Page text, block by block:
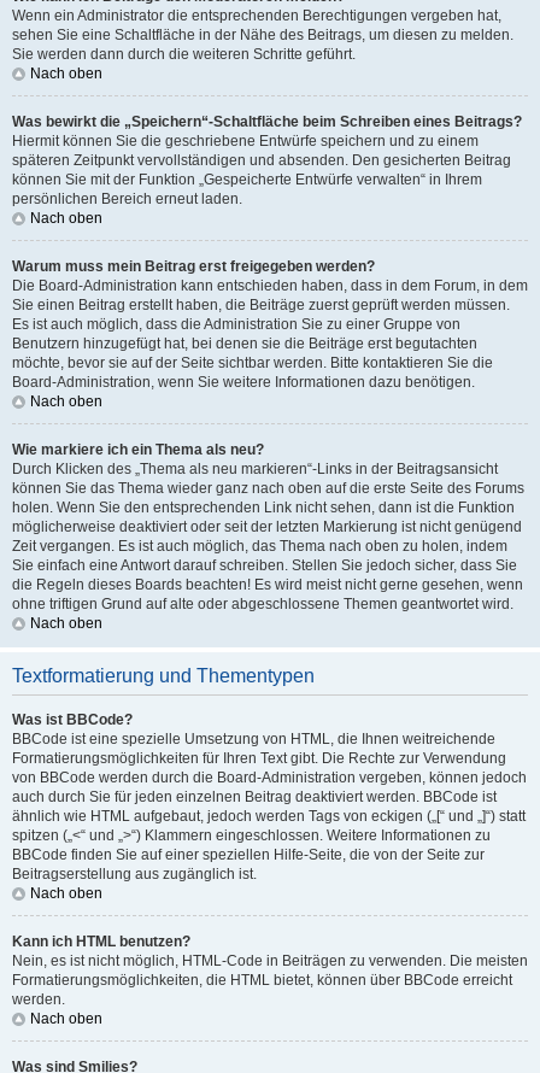
Wenn ein Administrator die entsprechenden Berechtigungen vergeben hat,
sehen Sie eine Schaltfläche in der Nähe des Beitrags, um diesen zu melden.
Sie werden dann durch die weiteren Schritte geführt.
Nach oben
Was bewirkt die „Speichern“-Schaltfläche beim Schreiben eines Beitrags?
Hiermit können Sie die geschriebene Entwürfe speichern und zu einem
späteren Zeitpunkt vervollständigen und absenden. Den gesicherten Beitrag
können Sie mit der Funktion „Gespeicherte Entwürfe verwalten“ in Ihrem
persönlichen Bereich erneut laden.
Nach oben
Warum muss mein Beitrag erst freigegeben werden?
Die Board-Administration kann entschieden haben, dass in dem Forum, in dem
Sie einen Beitrag erstellt haben, die Beiträge zuerst geprüft werden müssen.
Es ist auch möglich, dass die Administration Sie zu einer Gruppe von
Benutzern hinzugefügt hat, bei denen sie die Beiträge erst begutachten
möchte, bevor sie auf der Seite sichtbar werden. Bitte kontaktieren Sie die
Board-Administration, wenn Sie weitere Informationen dazu benötigen.
Nach oben
Wie markiere ich ein Thema als neu?
Durch Klicken des „Thema als neu markieren“-Links in der Beitragsansicht
können Sie das Thema wieder ganz nach oben auf die erste Seite des Forums
holen. Wenn Sie den entsprechenden Link nicht sehen, dann ist die Funktion
möglicherweise deaktiviert oder seit der letzten Markierung ist nicht genügend
Zeit vergangen. Es ist auch möglich, das Thema nach oben zu holen, indem
Sie einfach eine Antwort darauf schreiben. Stellen Sie jedoch sicher, dass Sie
die Regeln dieses Boards beachten! Es wird meist nicht gerne gesehen, wenn
ohne triftigen Grund auf alte oder abgeschlossene Themen geantwortet wird.
Nach oben
Textformatierung und Thementypen
Was ist BBCode?
BBCode ist eine spezielle Umsetzung von HTML, die Ihnen weitreichende
Formatierungsmöglichkeiten für Ihren Text gibt. Die Rechte zur Verwendung
von BBCode werden durch die Board-Administration vergeben, können jedoch
auch durch Sie für jeden einzelnen Beitrag deaktiviert werden. BBCode ist
ähnlich wie HTML aufgebaut, jedoch werden Tags von eckigen („[“ und „]“) statt
spitzen („<“ und „>“) Klammern eingeschlossen. Weitere Informationen zu
BBCode finden Sie auf einer speziellen Hilfe-Seite, die von der Seite zur
Beitragserstellung aus zugänglich ist.
Nach oben
Kann ich HTML benutzen?
Nein, es ist nicht möglich, HTML-Code in Beiträgen zu verwenden. Die meisten
Formatierungsmöglichkeiten, die HTML bietet, können über BBCode erreicht
werden.
Nach oben
Was sind Smilies?